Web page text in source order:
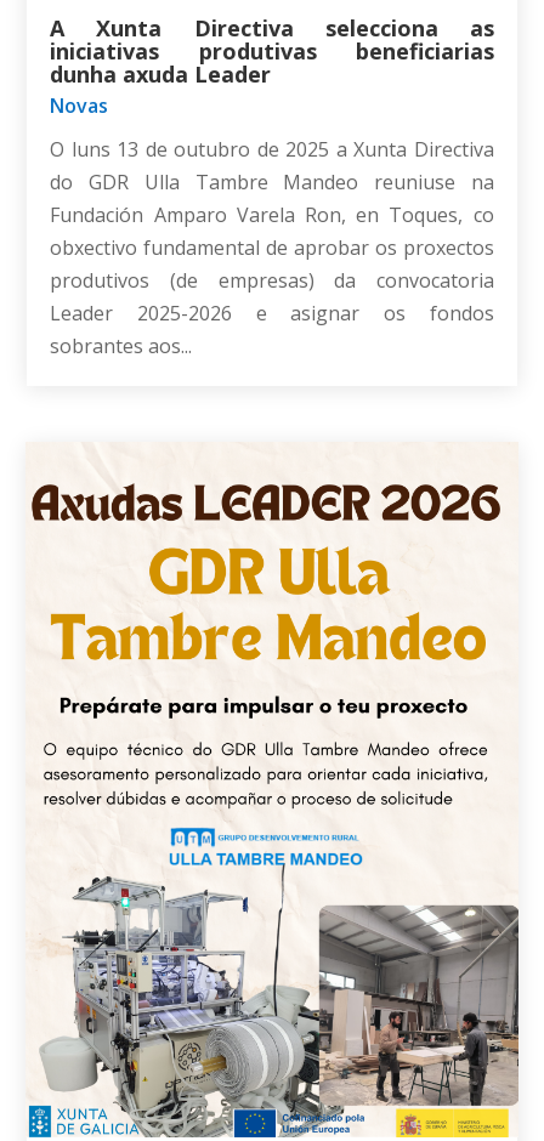
A Xunta Directiva selecciona as
iniciativas produtivas beneficiarias
dunha axuda Leader
Novas
O luns 13 de outubro de 2025 a Xunta Directiva
do GDR Ulla Tambre Mandeo reuniuse na
Fundación Amparo Varela Ron, en Toques, co
obxectivo fundamental de aprobar os proxectos
produtivos (de empresas) da convocatoria
Leader 2025-2026 e asignar os fondos
sobrantes aos...